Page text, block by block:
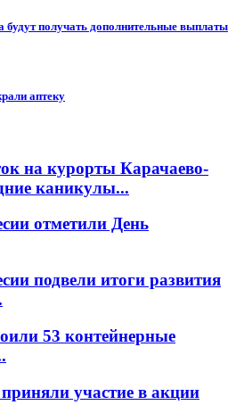
будут получать дополнительные выплаты
аптеку
на курорты Карачаево-
каникулы...
отметили День
подвели итоги развития
53 контейнерные
участие в акции